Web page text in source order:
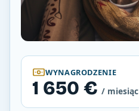
WYNAGRODZENIE
1 650 € / miesiąc